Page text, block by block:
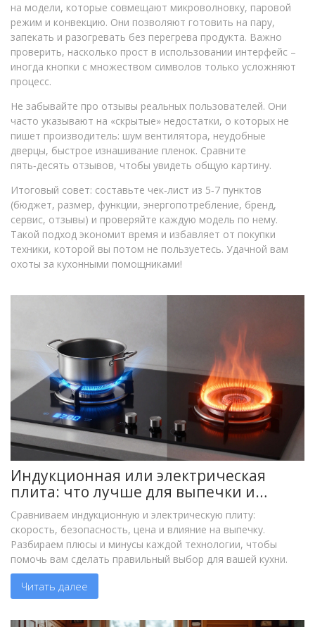
на модели, которые совмещают микроволновку, паровой
режим и конвекцию. Они позволяют готовить на пару,
запекать и разогревать без перегрева продукта. Важно
проверить, насколько прост в использовании интерфейс –
иногда кнопки с множеством символов только усложняют
процесс.
Не забывайте про отзывы реальных пользователей. Они
часто указывают на «скрытые» недостатки, о которых не
пишет производитель: шум вентилятора, неудобные
дверцы, быстрое изнашивание пленок. Сравните
пять‑десять отзывов, чтобы увидеть общую картину.
Итоговый совет: составьте чек‑лист из 5‑7 пунктов
(бюджет, размер, функции, энергопотребление, бренд,
сервис, отзывы) и проверяйте каждую модель по нему.
Такой подход экономит время и избавляет от покупки
техники, которой вы потом не пользуетесь. Удачной вам
охоты за кухонными помощниками!
Индукционная или электрическая
плита: что лучше для выпечки и
готовки в 2026 году
Сравниваем индукционную и электрическую плиту:
скорость, безопасность, цена и влияние на выпечку.
Разбираем плюсы и минусы каждой технологии, чтобы
помочь вам сделать правильный выбор для вашей кухни.
Читать далее